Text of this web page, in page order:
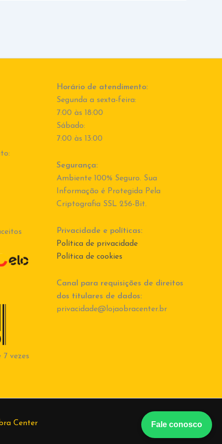
vezes
Horário de atendimento:
Segunda a sexta-feira:
7:00 às 18:00
Sábado:
7:00 às 13:00
Segurança:
Ambiente 100% Seguro. Sua
Informação é Protegida Pela
Criptografia SSL 256-Bit.
Privacidade e políticas:
Política de privacidade
Política de cookies
Canal para requisições de direitos
dos titulares de dados:
privacidade@lojaobracenter.br
Fale conosco
Center